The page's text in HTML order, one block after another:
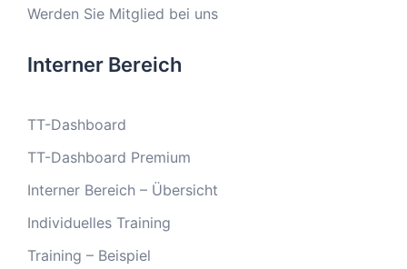
Werden Sie Mitglied bei uns
Interner Bereich
TT-Dashboard
TT-Dashboard Premium
Interner Bereich – Übersicht
Individuelles Training
Training – Beispiel